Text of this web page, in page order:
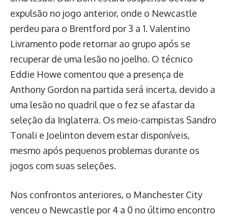
expulsão no jogo anterior, onde o Newcastle
perdeu para o Brentford por 3 a 1. Valentino
Livramento pode retornar ao grupo após se
recuperar de uma lesão no joelho. O técnico
Eddie Howe comentou que a presença de
Anthony Gordon na partida será incerta, devido a
uma lesão no quadril que o fez se afastar da
seleção da Inglaterra. Os meio-campistas Sandro
Tonali e Joelinton devem estar disponíveis,
mesmo após pequenos problemas durante os
jogos com suas seleções.
Nos confrontos anteriores, o Manchester City
venceu o Newcastle por 4 a 0 no último encontro